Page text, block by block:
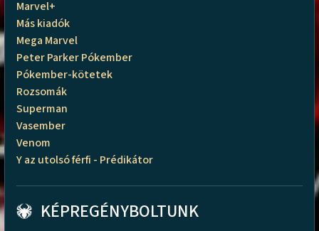
Marvel+
Más kiadók
Mega Marvel
Peter Parker Pókember
Pókember-kötetek
Rozsomák
Superman
Vasember
Venom
Y az utolsó férfi - Prédikátor
KÉPREGÉNYBOLTUNK